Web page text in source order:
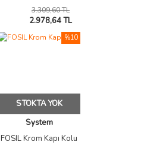
3.309,60 TL
2.978,64 TL
STOKTA YOK
System
FOSIL Krom Kapı Kolu
%10